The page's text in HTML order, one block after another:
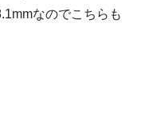
なのでこちらも